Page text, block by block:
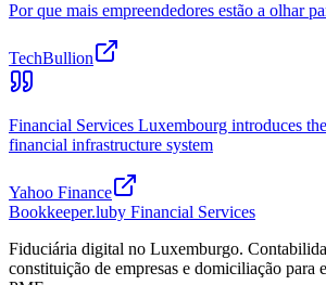
Por que mais empreendedores estão a olhar
TechBullion
Financial Services Luxembourg introduces
financial infrastructure system
Yahoo Finance
Bookkeeper.luby Financial Services
Fiduciária digital no Luxemburgo.
constituição de empresas e domiciliação para